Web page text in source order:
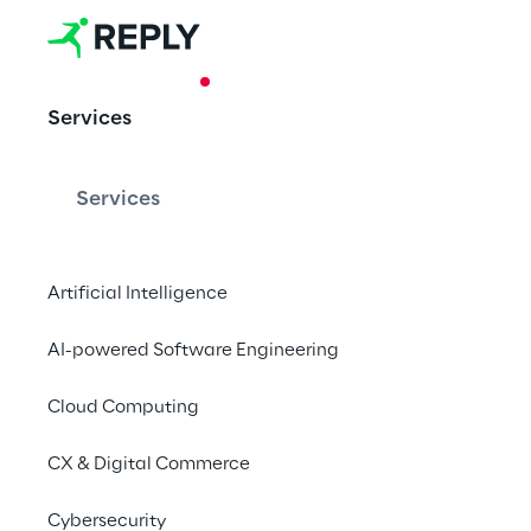
Services
Services
Artificial Intelligence
AI-powered Software Engineering
Cloud Computing
CX & Digital Commerce
Cybersecurity
Monte
machine
definição e